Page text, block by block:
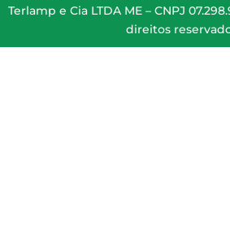
Terlamp e Cia LTDA ME – CNPJ
direitos